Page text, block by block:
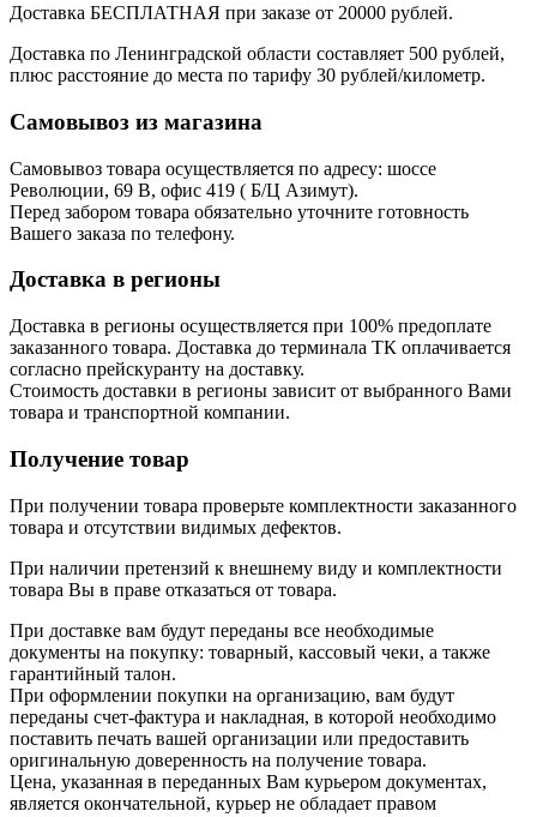
Доставка БЕСПЛАТНАЯ при заказе от 20000 рублей.
Доставка по Ленинградской области составляет 500 рублей,
плюс расстояние до места по тарифу 30 рублей/километр.
Самовывоз из магазина
Самовывоз товара осуществляется по адресу: шоссе
Революции, 69 В, офис 419 ( Б/Ц Азимут).
Перед забором товара обязательно уточните готовность
Вашего заказа по телефону.
Доставка в регионы
Доставка в регионы осуществляется при 100% предоплате
заказанного товара. Доставка до терминала ТК оплачивается
согласно прейскуранту на доставку.
Стоимость доставки в регионы зависит от выбранного Вами
товара и транспортной компании.
Получение товар
При получении товара проверьте комплектности заказанного
товара и отсутствии видимых дефектов.
При наличии претензий к внешнему виду и комплектности
товара Вы в праве отказаться от товара.
При доставке вам будут переданы все необходимые
документы на покупку: товарный, кассовый чеки, а также
гарантийный талон.
При оформлении покупки на организацию, вам будут
переданы счет-фактура и накладная, в которой необходимо
поставить печать вашей организации или предоставить
оригинальную доверенность на получение товара.
Цена, указанная в переданных Вам курьером документах,
является окончательной, курьер не обладает правом